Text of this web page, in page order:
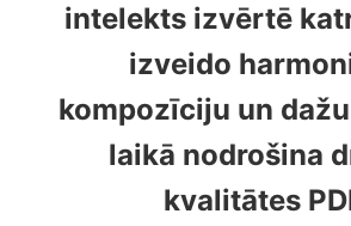
intelekts izvērtē
izveido
kompozīciju un
laikā nodrošina
kvalitātes